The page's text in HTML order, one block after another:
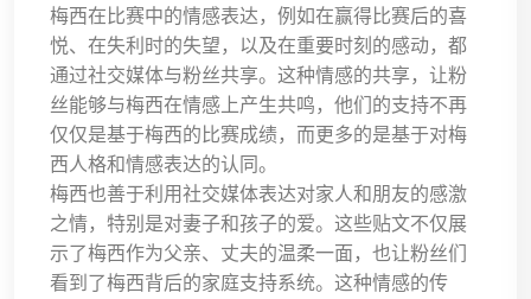
梅西在比赛中的情感表达，例如在赢得比赛后的喜
悦、在失利时的失望，以及在重要时刻的感动，都
通过社交媒体与粉丝共享。这种情感的共享，让粉
丝能够与梅西在情感上产生共鸣，他们的支持不再
仅仅是基于梅西的比赛成绩，而更多的是基于对梅
西人格和情感表达的认同。
梅西也善于利用社交媒体表达对家人和朋友的感激
之情，特别是对妻子和孩子的爱。这些贴文不仅展
示了梅西作为父亲、丈夫的温柔一面，也让粉丝们
看到了梅西背后的家庭支持系统。这种情感的传